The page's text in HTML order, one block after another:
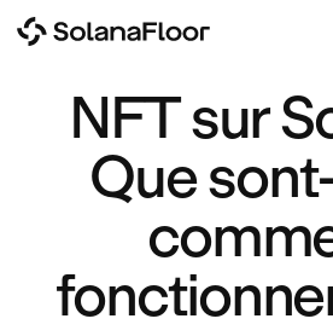
NFT sur
Que